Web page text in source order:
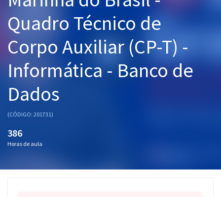
Graduação
OAB
Mentorias
Questões grátis
Blog
Quadro Técnico de
Corpo Auxiliar (CP-T) -
Informática - Banco de
Dados
(CÓDIGO: 201731)
386
Horas de aula